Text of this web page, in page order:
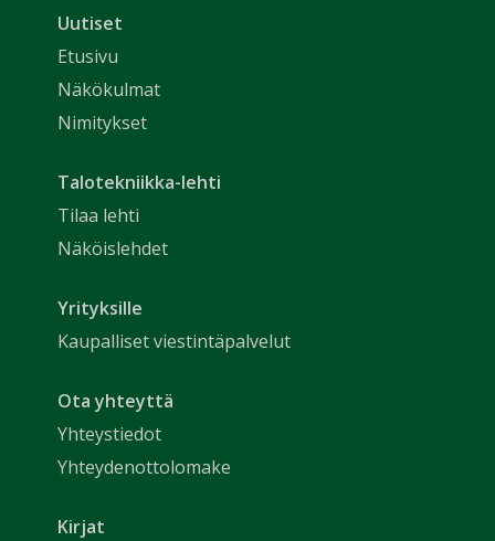
Uutiset
Etusivu
Näkökulmat
Nimitykset
Talotekniikka-lehti
Tilaa lehti
Näköislehdet
Yrityksille
Kaupalliset viestintäpalvelut
Ota yhteyttä
Yhteystiedot
Yhteydenottolomake
Kirjat